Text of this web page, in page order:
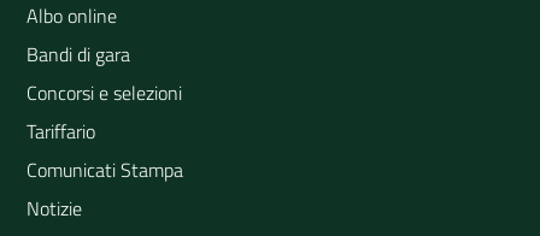
Albo online
Bandi di gara
Concorsi e selezioni
Tariffario
Comunicati Stampa
Notizie